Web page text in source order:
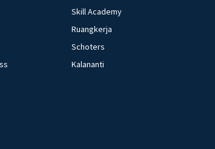
Skill Academy
Ruangkerja
Schoters
Kalananti